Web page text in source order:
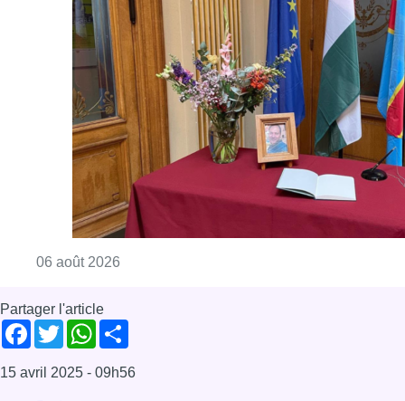
06 août 2026
Partager l'article
Facebook
TwitterWhatsApp
15 avril 2025 - 09h56